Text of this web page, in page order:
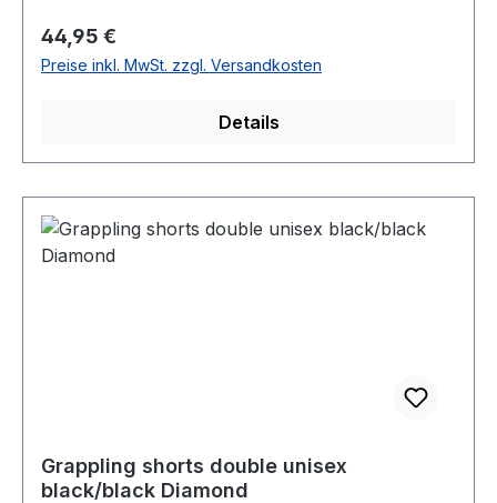
Regulärer Preis:
44,95 €
Preise inkl. MwSt. zzgl. Versandkosten
Details
Grappling shorts double unisex
black/black Diamond